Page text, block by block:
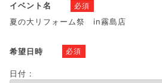
イベント名 必須
夏の大リフォーム祭 in霧島店
希望日時 必須
日付 :